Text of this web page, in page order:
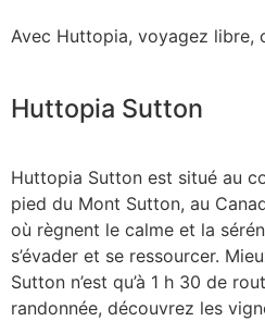
Avec Huttopia, voyagez libre,
Huttopia Sutton
Huttopia Sutton est situé au
pied du Mont Sutton, au
où règnent le calme et la
s’évader et se ressourcer.
Sutton n’est qu’à 1 h 30 de
randonnée, découvrez les